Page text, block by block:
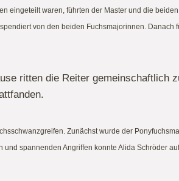
eingeteilt waren, führten der Master und die
spendiert von den beiden Fuchsmajorinnen.
ritten die Reiter gemeinschaftlich
Zunächst wurde der
spannenden Angriffen konnte Alida Schröder